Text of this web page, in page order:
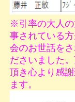
※引率の大人の
事されている
会のお世話を
ださいました
頂き心より感
ます。